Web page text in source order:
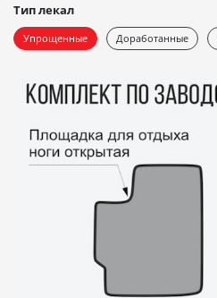
Тип лекал
Упрощенные Доработанные